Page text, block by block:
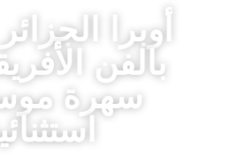
أوبرا
بالفن
سهرة